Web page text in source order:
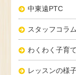
中東遠PTC
スタッフコラム
わくわく子育
レッスンの様